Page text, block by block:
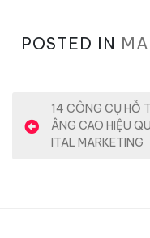
POSTED IN
i
14 CÔNG CỤ HỖ
ÂNG CAO HIỆU
ITAL MARKETING